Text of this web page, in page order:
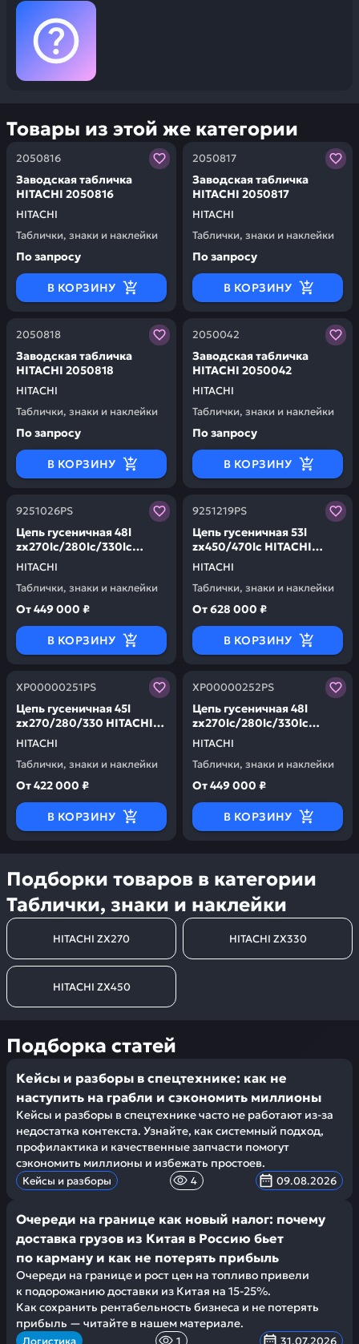
Товары из этой же категории
2050816
HITACHI
Заводская табличка
HITACHI 2050816
Таблички, знаки и наклейки
Заказывая запчасти у нас, вы получаете гарантию
По запросу
В КОРЗИНУ
2050817
HITACHI
Заводская табличка
HITACHI 2050817
Таблички, знаки и наклейки
Заказывая запчасти у
По запросу
В КОРЗИНУ
2050818
HITACHI
Заводская табличка
HITACHI 2050818
Таблички, знаки и наклейки
Заказывая запчасти у нас, вы получаете гарантию
По запросу
В КОРЗИНУ
2050042
HITACHI
Заводская табличка
HITACHI 2050042
Таблички, знаки и наклейки
Заказывая запчасти у
По запросу
В КОРЗИНУ
9251026PS
HITACHI
Цепь гусеничная 48l
zx270lc/280lc/330lc
HITACHI 9251026PS
Таблички, знаки и наклейки
Заказывая запчасти у нас, вы получаете гарантию
От449 000 ₽
В КОРЗИНУ
9251219PS
HITACHI
Цепь гусеничная 53l
zx450/470lc HITACHI
9251219PS
Таблички, знаки и наклейки
Заказывая запчасти у
От628 000 ₽
В КОРЗИНУ
XP00000251PS
HITACHI
Цепь гусеничная 45l
zx270/280/330 HITACHI
XP00000251PS
Таблички, знаки и наклейки
Заказывая запчасти у нас, вы получаете гарантию
От422 000 ₽
В КОРЗИНУ
XP00000252PS
HITACHI
Цепь гусеничная 48l
zx270lc/280lc/330lc
HITACHI XP00000252PS
Таблички, знаки и наклейки
Заказывая запчасти у
От449 000 ₽
В КОРЗИНУ
Подборки товаров в категории
Таблички, знаки и наклейки
HITACHI ZX270 HITACHI ZX330
HITACHI ZX450
Подборка статей
Кейсы и разборы в спецтехнике: как не
наступить на грабли и сэкономить миллионы
Кейсы и разборы в спецтехнике часто не работают из-за
недостатка контекста. Узнайте, как системный подход,
профилактика и качественные запчасти помогут
сэкономить миллионы и избежать простоев.
Кейсы и разборы 4 09.08.2026
Очереди на границе как новый налог: почему
доставка грузов из Китая в Россию бьет
по карману и как не потерять прибыль
Очереди на границе и рост цен на топливо привели
к подорожанию доставки из Китая на 15-25%.
Как сохранить рентабельность бизнеса и не потерять
прибыль — читайте в нашем материале.
Логистика 1 31.07.2026